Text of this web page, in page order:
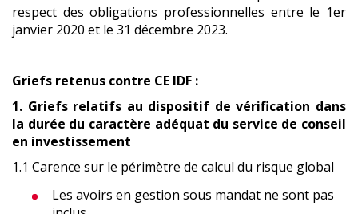
respect des obligations professionnelles entre le 1er
janvier 2020 et le 31 décembre 2023.
Griefs retenus contre CE IDF :
1. Griefs relatifs au dispositif de vérification dans
la durée du caractère adéquat du service de conseil
en investissement
1.1 Carence sur le périmètre de calcul du risque global
Les avoirs en gestion sous mandat ne sont pas